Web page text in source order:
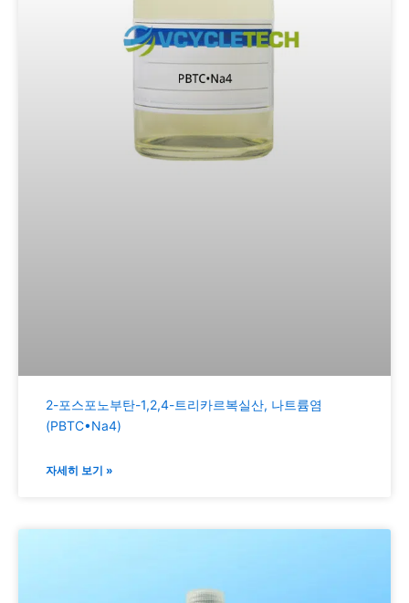
2-포스포노부탄-1,2,4-트리카르복실산, 나트륨염
(PBTC•Na4)
자세히 보기 »